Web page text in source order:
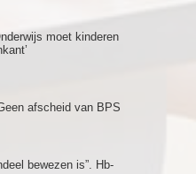
moet kinderen
afscheid van BPS
bewezen is”. Hb-